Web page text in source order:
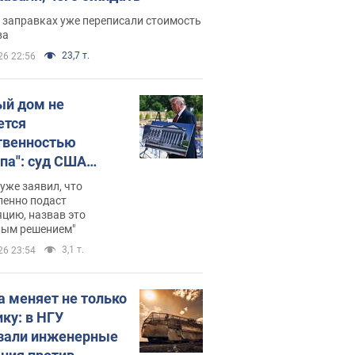
уже переписали стоимость
22:56 23,7 т.
дом не
суд США
зала
400 млн
заявил, что
подаст
назвав это
решением"
23:54 3,1 т.
меняет не только
в НГУ
инженерные